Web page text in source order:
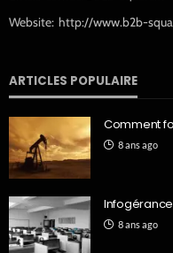
Website: http://www.b2b-
ARTICLES POPULAIRE
Comment
8 ans ago
8 ans ago